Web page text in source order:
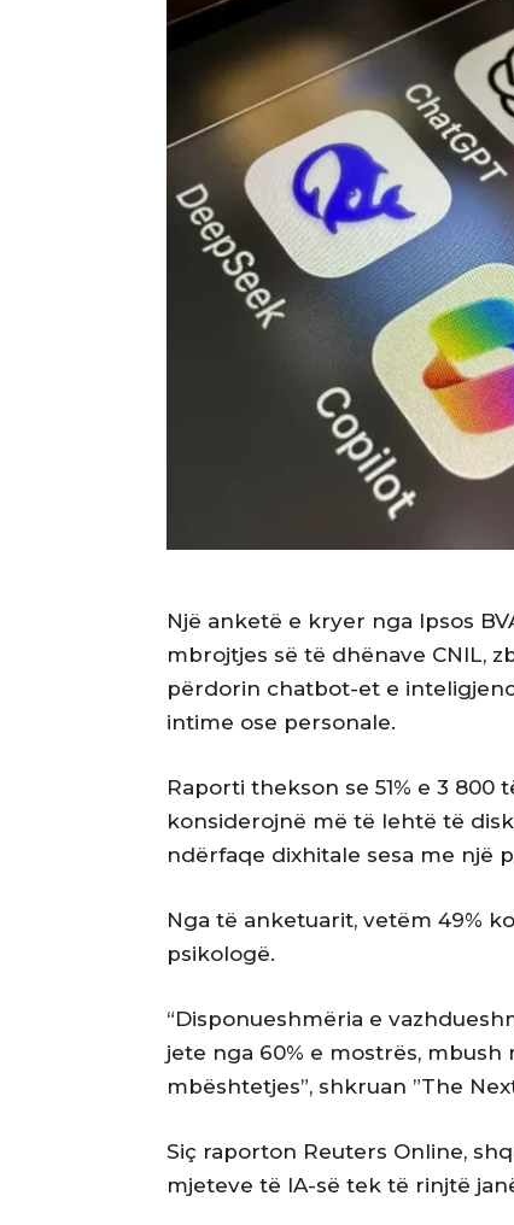
Një anketë e kryer nga Ipsos
mbrojtjes së të dhënave CNIL,
përdorin chatbot-et e
intime ose personale.
Raporti thekson se 51% e 3 800
konsiderojnë më të lehtë të
ndërfaqe dixhitale sesa me një
Nga të anketuarit, vetëm 49%
psikologë.
“Disponueshmëria e
jete nga 60% e mostrës,
mbështetjes”, shkruan ”The
Siç raporton Reuters Online,
mjeteve të IA-së tek të rinjtë